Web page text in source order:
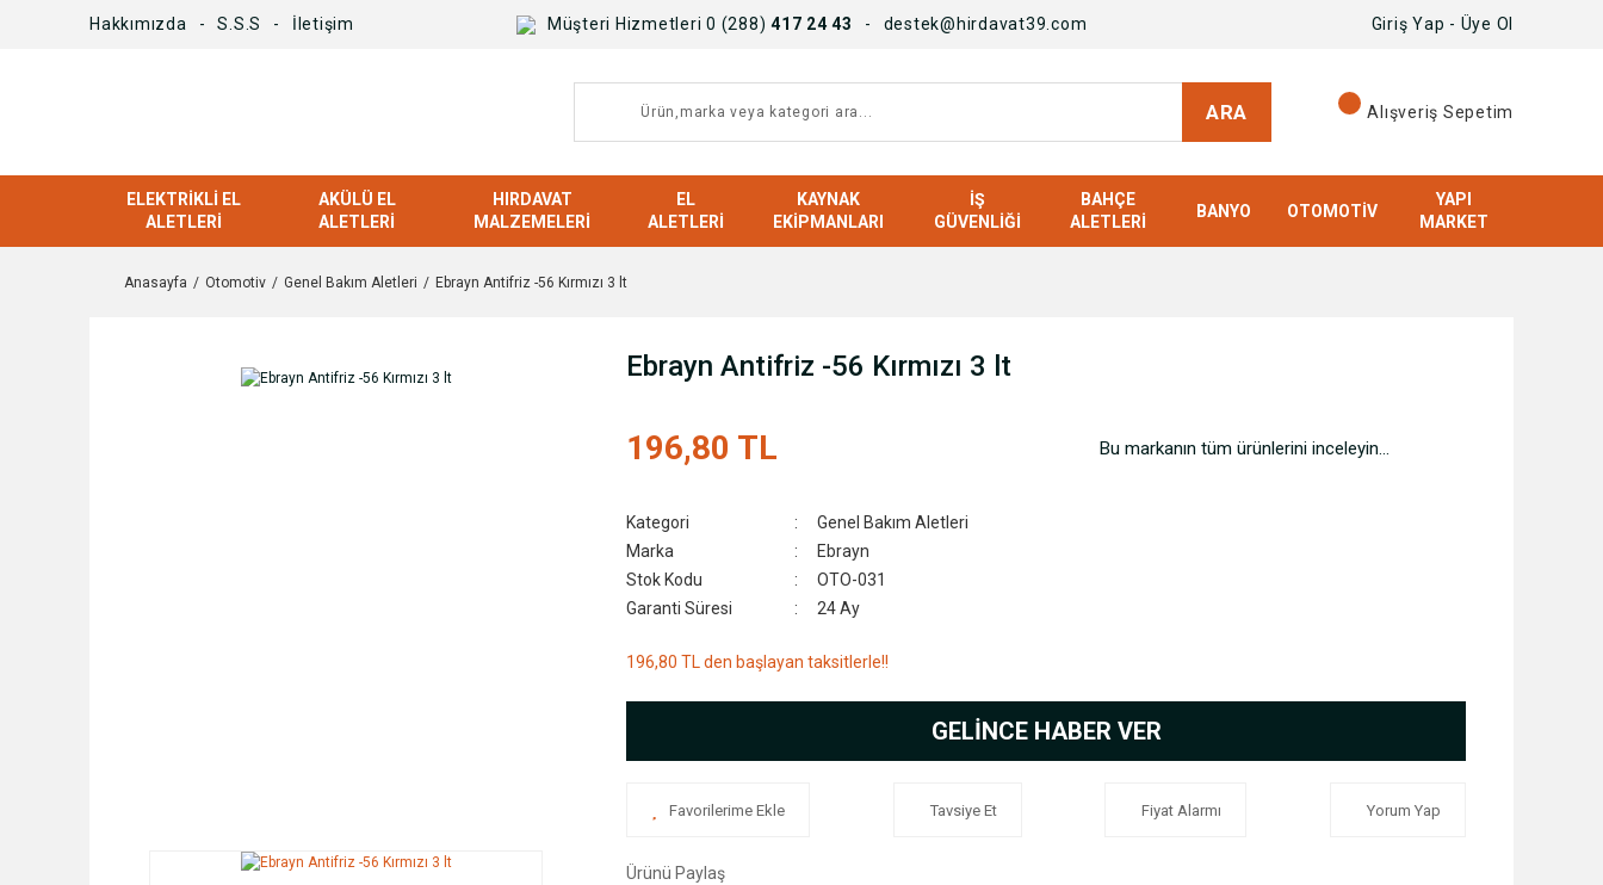
Hakkımızda S.S.S İletişim Müşteri Hizmetleri 0 (288) 417 24 43 destek@hirdavat39.com Giriş Yap - Üye Ol
ARA Alışveriş Sepetim
ELEKTRIKLI EL
ALETLERI
AKÜLÜ EL
ALETLERI
HIRDAVAT
MALZEMELERI
EL
ALETLERI
KAYNAK
EKIPMANLARI
İŞ
GÜVENLIĞI
BAHÇE
ALETLERI
BANYO OTOMOTIV
YAPI
MARKET
Anasayfa Otomotiv Genel Bakım Aletleri Ebrayn Antifriz -56 Kırmızı 3 lt
Ebrayn Antifriz -56 Kırmızı 3 lt
196,80 TL Bu markanın tüm ürünlerini inceleyin...
Kategori
Genel Bakım Aletleri
Marka
Ebrayn
Stok Kodu
OTO-031
Garanti Süresi
24 Ay
196,80 TL den başlayan taksitlerle!!
GELİNCE HABER VER
Tavsiye Et Fiyat Alarmı Yorum Yap
Ürünü Paylaş